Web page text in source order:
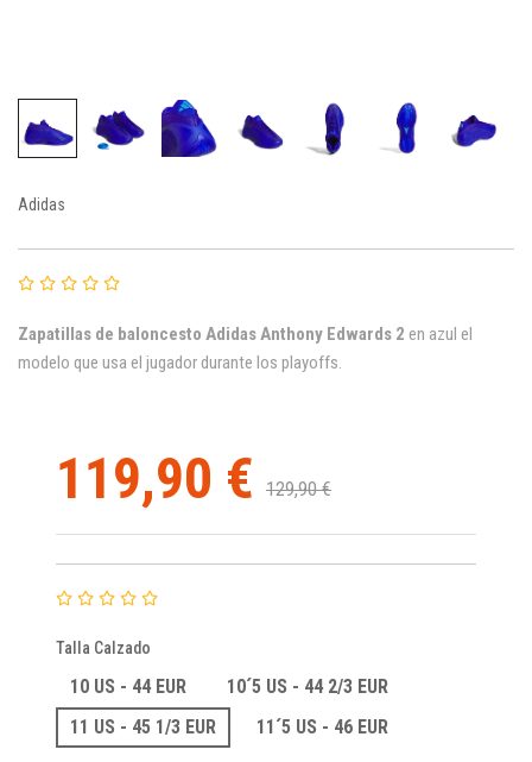
Adidas
Zapatillas de baloncesto Adidas Anthony Edwards 2 en azul el
modelo que usa el jugador durante los playoffs.
119,90 € 129,90 €
Talla Calzado
10 US - 44 EUR
10´5 US - 44 2/3 EUR
11 US - 45 1/3 EUR
11´5 US - 46 EUR